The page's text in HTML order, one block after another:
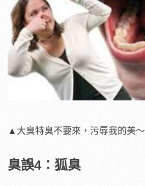
▲大臭特臭不要來，污辱我的美～
臭誤4：狐臭